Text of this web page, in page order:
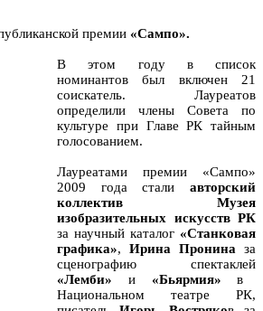
премии «Сампо».
В этом году в список
номинантов был включен 21
соискатель. Лауреатов
определили члены Совета по
культуре при Главе РК тайным
голосованием.
Лауреатами премии «Сампо»
2009 года стали авторский
коллектив Музея
изобразительных искусств РК
за научный каталог «Станковая
графика», Ирина Пронина за
сценографию спектаклей
«Лемби» и«Бьярмия» в
Национальном театре РК,